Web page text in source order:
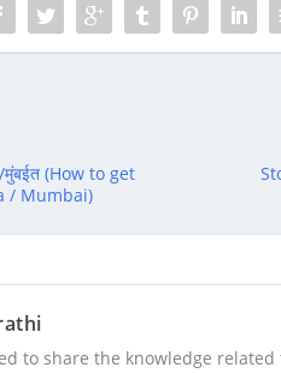
मुंबईत (How to get
/ Mumbai)
to share the knowledge